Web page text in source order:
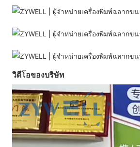
วิดีโอของบริษัท